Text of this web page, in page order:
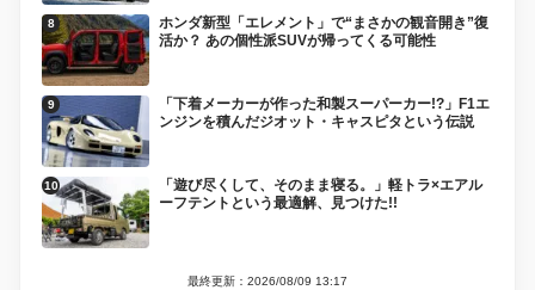
ホンダ新型「エレメント」で“まさかの観音開き”復
活か？ あの個性派SUVが帰ってくる可能性
「下着メーカーが作った和製スーパーカー!?」F1エ
ンジンを積んだジオット・キャスピタという伝説
「遊び尽くして、そのまま寝る。」軽トラ×エアル
ーフテントという最適解、見つけた!!
最終更新：2026/08/09 13:17